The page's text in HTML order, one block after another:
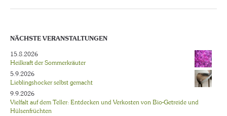
NÄCHSTE VERANSTALTUNGEN
15.8.2026
Heilkraft der Sommerkräuter
5.9.2026
Lieblingshocker selbst gemacht
9.9.2026
Vielfalt auf dem Teller: Entdecken und Verkosten von Bio-Getreide und
Hülsenfrüchten